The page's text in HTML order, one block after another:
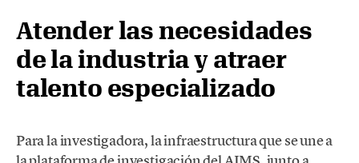
Atender las necesidades
de la industria y atraer
talento especializado
Para la investigadora, la infraestructura que se une a